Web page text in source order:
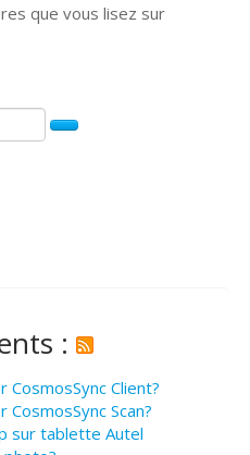
que vous lisez sur
:
Client?
Scan?
sur tablette Autel